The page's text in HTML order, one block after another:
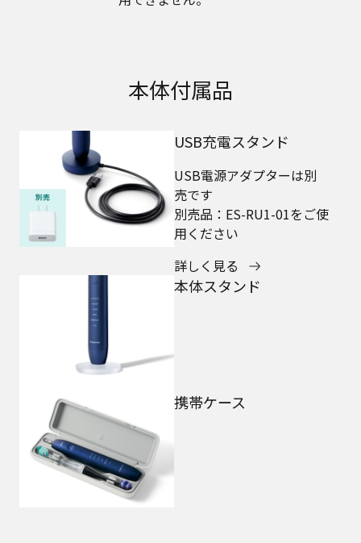
本体付属品
USB充電スタンド
USB電源アダプターは別
売です
別売品：ES-RU1-01をご使
用ください
詳しく見る
本体スタンド
携帯ケース